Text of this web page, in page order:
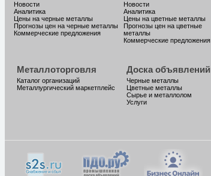
Новости
Аналитика
Цены на черные металлы
Прогнозы цен на черные металлы
Коммерческие предложения
Новости
Аналитика
Цены на цветные металлы
Прогнозы цен на цветные
металлы
Коммерческие предложения
Металлоторговля
Каталог организаций
Металлургический маркетплейс
Доска объявлений
Черные металлы
Цветные металлы
Сырье и металлолом
Услуги